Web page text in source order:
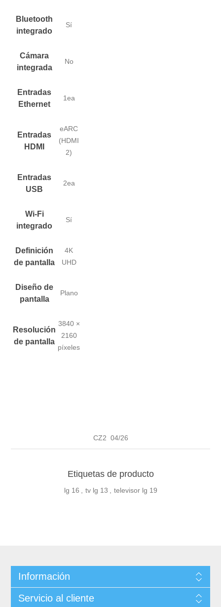
Bluetooth
integrado
Sí
Cámara
integrada
No
Entradas
Ethernet
1ea
Entradas
HDMI
eARC
(HDMI
2)
Entradas
USB
2ea
Wi-Fi
integrado
Sí
Definición
de pantalla
4K
UHD
Diseño de
pantalla
Plano
Resolución
de pantalla
3840 ×
2160
píxeles
CZ2 04/26
Etiquetas de producto
lg 16 , tv lg 13 , televisor lg 19
Información
Servicio al cliente